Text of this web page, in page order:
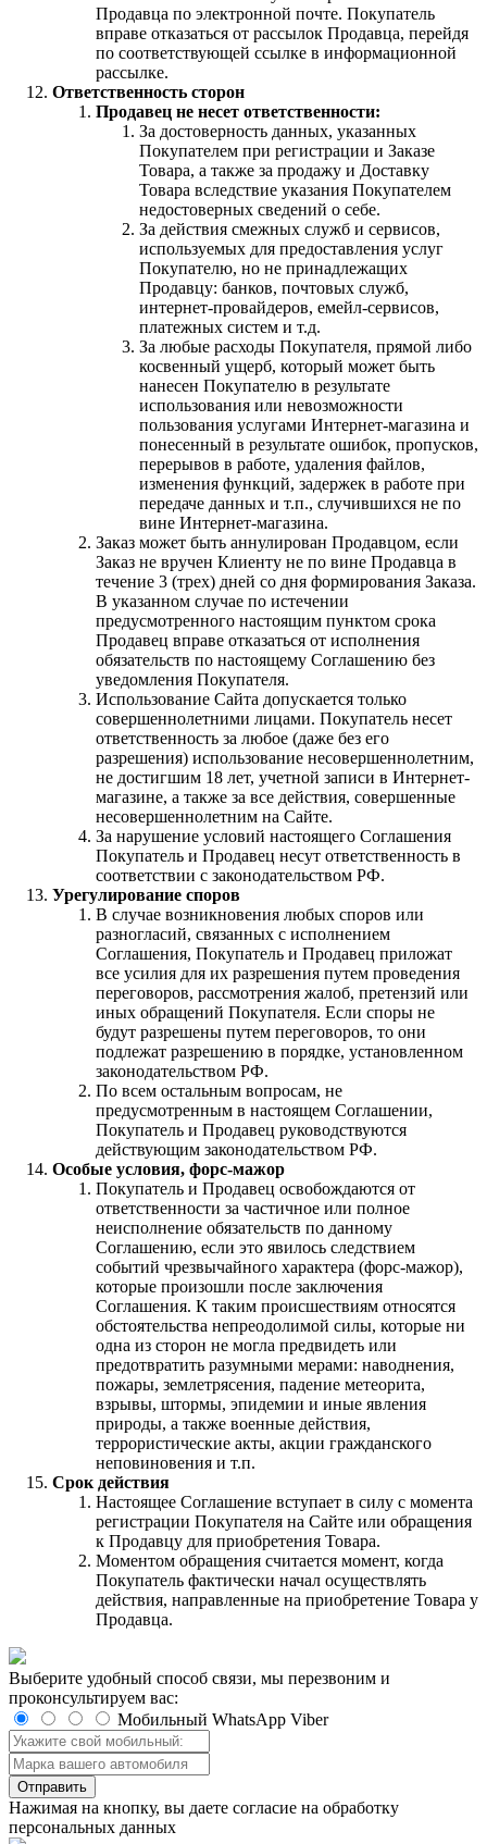
Продавца по электронной почте. Покупатель
вправе отказаться от рассылок Продавца, перейдя
по соответствующей ссылке в информационной
рассылке.
Ответственность сторон
Продавец не несет ответственности:
За достоверность данных, указанных
Покупателем при регистрации и Заказе
Товара, а также за продажу и Доставку
Товара вследствие указания Покупателем
недостоверных сведений о себе.
За действия смежных служб и сервисов,
используемых для предоставления услуг
Покупателю, но не принадлежащих
Продавцу: банков, почтовых служб,
интернет-провайдеров, емейл-сервисов,
платежных систем и т.д.
За любые расходы Покупателя, прямой либо
косвенный ущерб, который может быть
нанесен Покупателю в результате
использования или невозможности
пользования услугами Интернет-магазина и
понесенный в результате ошибок, пропусков,
перерывов в работе, удаления файлов,
изменения функций, задержек в работе при
передаче данных и т.п., случившихся не по
вине Интернет-магазина.
Заказ может быть аннулирован Продавцом, если
Заказ не вручен Клиенту не по вине Продавца в
течение 3 (трех) дней со дня формирования Заказа.
В указанном случае по истечении
предусмотренного настоящим пунктом срока
Продавец вправе отказаться от исполнения
обязательств по настоящему Соглашению без
уведомления Покупателя.
Использование Сайта допускается только
совершеннолетними лицами. Покупатель несет
ответственность за любое (даже без его
разрешения) использование несовершеннолетним,
не достигшим 18 лет, учетной записи в Интернет-
магазине, а также за все действия, совершенные
несовершеннолетним на Сайте.
За нарушение условий настоящего Соглашения
Покупатель и Продавец несут ответственность в
соответствии с законодательством РФ.
Урегулирование споров
В случае возникновения любых споров или
разногласий, связанных с исполнением
Соглашения, Покупатель и Продавец приложат
все усилия для их разрешения путем проведения
переговоров, рассмотрения жалоб, претензий или
иных обращений Покупателя. Если споры не
будут разрешены путем переговоров, то они
подлежат разрешению в порядке, установленном
законодательством РФ.
По всем остальным вопросам, не
предусмотренным в настоящем Соглашении,
Покупатель и Продавец руководствуются
действующим законодательством РФ.
Особые условия, форс-мажор
Покупатель и Продавец освобождаются от
ответственности за частичное или полное
неисполнение обязательств по данному
Соглашению, если это явилось следствием
событий чрезвычайного характера (форс-мажор),
которые произошли после заключения
Соглашения. К таким происшествиям относятся
обстоятельства непреодолимой силы, которые ни
одна из сторон не могла предвидеть или
предотвратить разумными мерами: наводнения,
пожары, землетрясения, падение метеорита,
взрывы, штормы, эпидемии и иные явления
природы, а также военные действия,
террористические акты, акции гражданского
неповиновения и т.п.
Срок действия
Настоящее Соглашение вступает в силу с момента
регистрации Покупателя на Сайте или обращения
к Продавцу для приобретения Товара.
Моментом обращения считается момент, когда
Покупатель фактически начал осуществлять
действия, направленные на приобретение Товара у
Продавца.
Выберите удобный способ связи, мы перезвоним и
проконсультируем вас:
Мобильный WhatsApp Viber
Отправить
Нажимая на кнопку, вы даете согласие на обработку
персональных данных